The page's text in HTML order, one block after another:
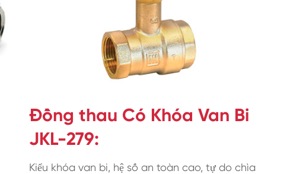
Đồng thau Có Khóa Van Bi
JKL-279:
Kiểu khóa van bi, hệ số an toàn cao, tự do chìa